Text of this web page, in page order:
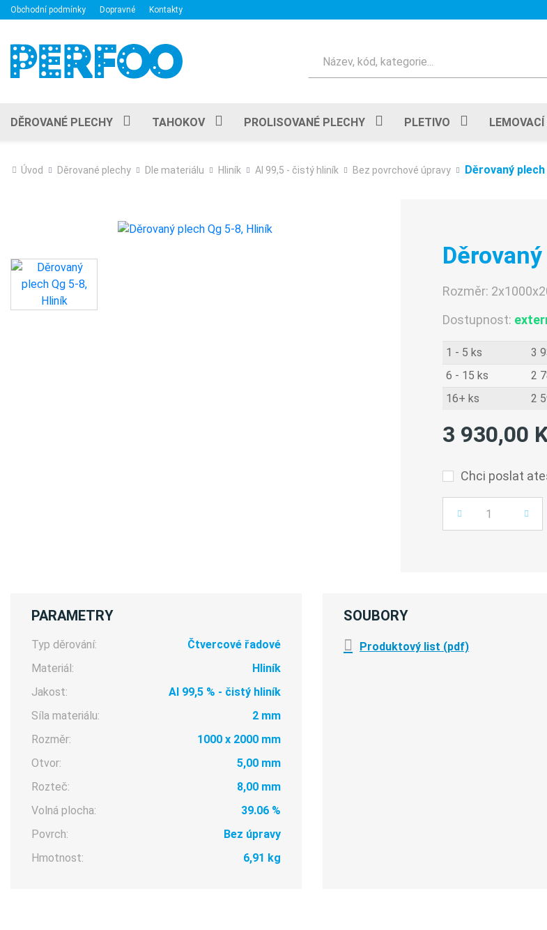
Obchodní podmínky Dopravné Kontakty
DĚROVANÉ PLECHY TAHOKOV PROLISOVANÉ PLECHY PLETIVO LEMOVACÍ
Úvod Děrované plechy Dle materiálu Hliník Al 99,5 - čistý hliník Bez povrchové úpravy Děrovaný
Rozměr:
Dostupnost:
1 - 5 ks 3
6 - 15 ks
2
16+ ks
2
3 930,00
Chci poslat
Počet
PARAMETRY
Typ děrování:
Čtvercové řadové
Materiál:
Hliník
Jakost:
Al 99,5 % - čistý hliník
Síla materiálu:
2 mm
Rozměr:
1000 x 2000 mm
Otvor:
5,00 mm
Rozteč:
8,00 mm
Volná plocha:
39.06 %
Povrch:
Bez úpravy
Hmotnost:
6,91 kg
SOUBORY
Produktový list (pdf)